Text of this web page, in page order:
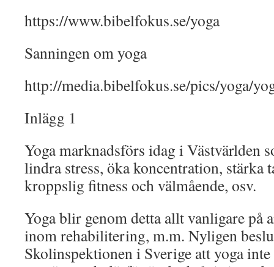
https://www.bibelfokus.se/yoga
Sanningen om yoga
http://media.bibelfokus.se/pics/yoga/
Inlägg 1
Yoga marknadsförs idag i Västvärlden
lindra stress, öka koncentration, stärka
kroppslig fitness och välmående, osv.
Yoga blir genom detta allt vanligare på
inom rehabilitering, m.m. Nyligen
Skolinspektionen i Sverige att yoga